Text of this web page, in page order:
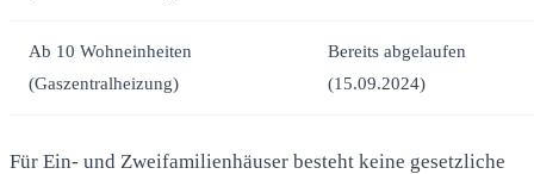
Ab 10 Wohneinheiten
(Gaszentralheizung)
Bereits abgelaufen
(15.09.2024)
Für Ein- und Zweifamilienhäuser besteht keine gesetzliche